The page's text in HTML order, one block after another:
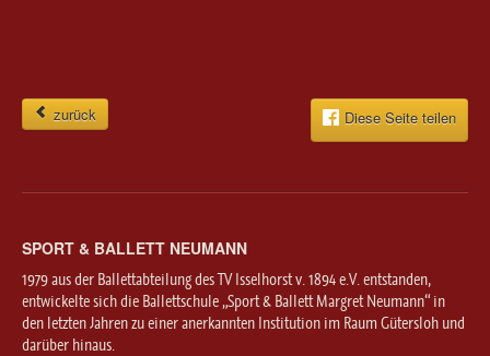
zurück Diese Seite teilen
SPORT & BALLETT NEUMANN
1979 aus der Ballettabteilung des TV Isselhorst v. 1894 e.V. entstanden,
entwickelte sich die Ballettschule „Sport & Ballett Margret Neumann“ in
den letzten Jahren zu einer anerkannten Institution im Raum Gütersloh und
darüber hinaus.